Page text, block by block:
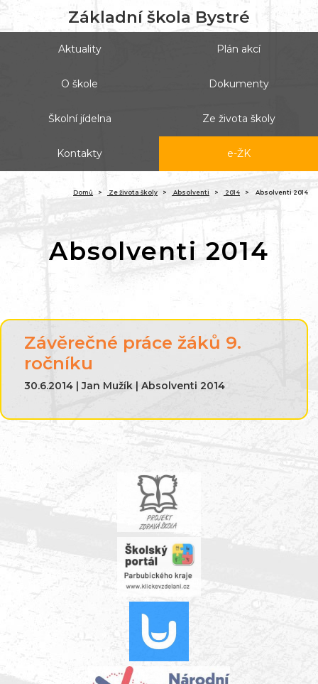
Základní škola Bystré
Aktuality Plán akcí
O škole Dokumenty
Školní jídelna Ze života školy
Kontakty e-ŽK
Domů Ze života školy Absolventi 2014 Absolventi 2014
Absolventi 2014
Závěrečné práce žáků 9.
ročníku
30.6.2014 | Jan Mužík | Absolventi 2014